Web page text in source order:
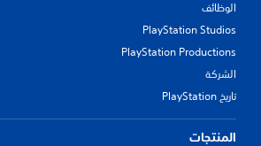
الوظائف
PlayStation Studios
PlayStation Productions
الشركة
تاريخ PlayStation
المنتجات